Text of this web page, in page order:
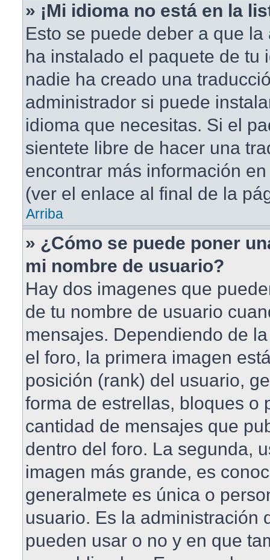
» ¡Mi idioma no está en la
Esto se puede deber a que
ha instalado el paquete de tu
nadie ha creado una
administrador si puede
idioma que necesitas. Si el
sientete libre de hacer una
encontrar más información
(ver el enlace al final de la
Arriba
» ¿Cómo se puede poner
mi nombre de usuario?
Hay dos imagenes que
de tu nombre de usuario
mensajes. Dependiendo de
el foro, la primera imagen
posición (rank) del usuario,
forma de estrellas, bloques o
cantidad de mensajes que
dentro del foro. La segunda,
imagen más grande, es
generalmete es única o
usuario. Es la administración
pueden usar o no y en que